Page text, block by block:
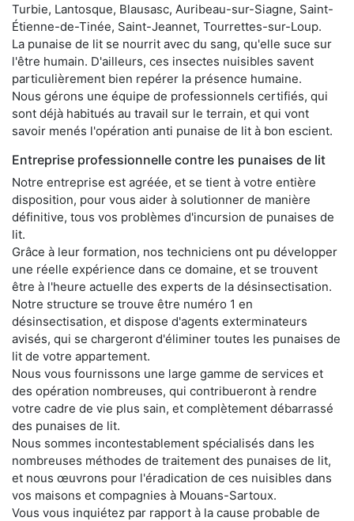
Turbie, Lantosque, Blausasc, Auribeau-sur-Siagne, Saint-
Étienne-de-Tinée, Saint-Jeannet, Tourrettes-sur-Loup.
La punaise de lit se nourrit avec du sang, qu'elle suce sur
l'être humain. D'ailleurs, ces insectes nuisibles savent
particulièrement bien repérer la présence humaine.
Nous gérons une équipe de professionnels certifiés, qui
sont déjà habitués au travail sur le terrain, et qui vont
savoir menés l'opération anti punaise de lit à bon escient.
Entreprise professionnelle contre les punaises de lit
Notre entreprise est agréée, et se tient à votre entière
disposition, pour vous aider à solutionner de manière
définitive, tous vos problèmes d'incursion de punaises de
lit.
Grâce à leur formation, nos techniciens ont pu développer
une réelle expérience dans ce domaine, et se trouvent
être à l'heure actuelle des experts de la désinsectisation.
Notre structure se trouve être numéro 1 en
désinsectisation, et dispose d'agents exterminateurs
avisés, qui se chargeront d'éliminer toutes les punaises de
lit de votre appartement.
Nous vous fournissons une large gamme de services et
des opération nombreuses, qui contribueront à rendre
votre cadre de vie plus sain, et complètement débarrassé
des punaises de lit.
Nous sommes incontestablement spécialisés dans les
nombreuses méthodes de traitement des punaises de lit,
et nous œuvrons pour l'éradication de ces nuisibles dans
vos maisons et compagnies à Mouans-Sartoux.
Vous vous inquiétez par rapport à la cause probable de